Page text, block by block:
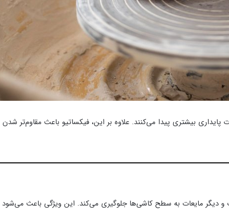
پایداری بیشتری پیدا می‌کنند. علاوه بر این، فیکساتیو باعث مقاوم‌تر
و دیگر مایعات به سطح کاشی‌ها جلوگیری می‌کند. این ویژگی باعث